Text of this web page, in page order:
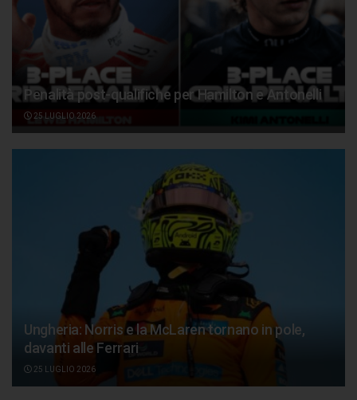
Penalità post-qualifiche per Hamilton e Antonelli
25 LUGLIO 2026
Ungheria: Norris e la McLaren tornano in pole,
davanti alle Ferrari
25 LUGLIO 2026